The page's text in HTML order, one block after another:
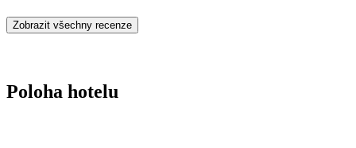
Zobrazit všechny recenze
Poloha hotelu